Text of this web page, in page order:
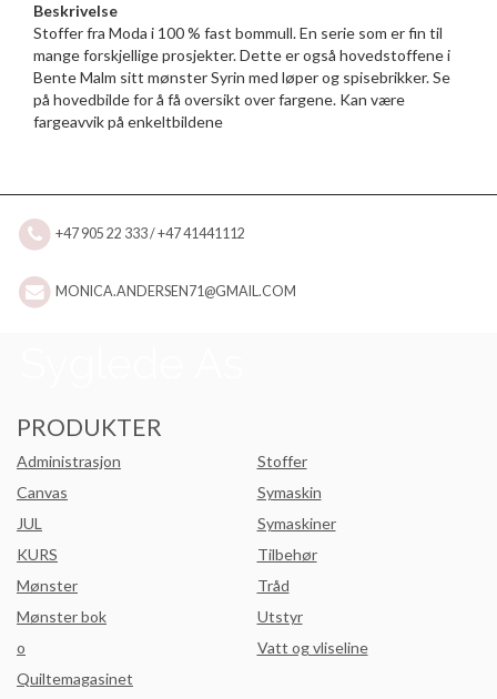
Beskrivelse
Stoffer fra Moda i 100 % fast bommull. En serie som er fin til
mange forskjellige prosjekter. Dette er også hovedstoffene i
Bente Malm sitt mønster Syrin med løper og spisebrikker. Se
på hovedbilde for å få oversikt over fargene. Kan være
fargeavvik på enkeltbildene
+47 905 22 333 / +47 41441112
MONICA.ANDERSEN71@GMAIL.COM
PRODUKTER
Administrasjon
Canvas
JUL
KURS
Mønster
Mønster bok
o
Quiltemagasinet
Stoffer
Symaskin
Symaskiner
Tilbehør
Tråd
Utstyr
Vatt og vliseline